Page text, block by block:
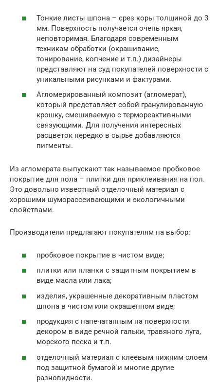
Тонкие листы шпона – срез коры толщиной до 3
мм. Поверхность получается очень яркая,
неповторимая. Благодаря современным
техникам обработки (окрашивание,
тонирование, копчение и т.п.) дизайнеры
представляют на суд покупателей поверхности с
уникальными рисунками и фактурами.
Агломерированный композит (агломерат),
который представляет собой гранулированную
крошку, смешиваемую с термореактивными
связующими. Для получения интересных
расцветок нередко в сырье добавляются
пигменты.
Из агломерата выпускают так называемое пробковое
покрытие для пола – плитки для приклеивания на пол.
Это довольно известный отделочный материал с
хорошими шуморассеивающими и экологичными
свойствами.
Производители предлагают покупателям на выбор:
пробковое покрытие в чистом виде;
плитки или планки с защитным покрытием в
виде масла или лака;
изделия, украшенные декоративным пластом
шпона в чистом или окрашенном виде;
продукция с напечатанным на поверхности
декором в виде речной гальки, травяного луга,
морского песка и т.п.
отделочный материал с клеевым нижним слоем
под защитной бумагой и многие другие
разновидности.